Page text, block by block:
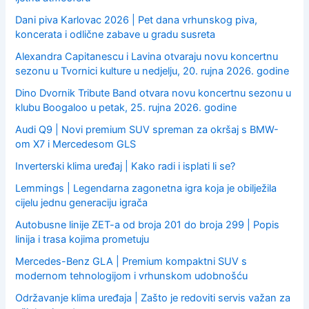
Dani piva Karlovac 2026 | Pet dana vrhunskog piva,
koncerata i odlične zabave u gradu susreta
Alexandra Capitanescu i Lavina otvaraju novu koncertnu
sezonu u Tvornici kulture u nedjelju, 20. rujna 2026. godine
Dino Dvornik Tribute Band otvara novu koncertnu sezonu u
klubu Boogaloo u petak, 25. rujna 2026. godine
Audi Q9 | Novi premium SUV spreman za okršaj s BMW-
om X7 i Mercedesom GLS
Inverterski klima uređaj | Kako radi i isplati li se?
Lemmings | Legendarna zagonetna igra koja je obilježila
cijelu jednu generaciju igrača
Autobusne linije ZET-a od broja 201 do broja 299 | Popis
linija i trasa kojima prometuju
Mercedes-Benz GLA | Premium kompaktni SUV s
modernom tehnologijom i vrhunskom udobnošću
Održavanje klima uređaja | Zašto je redoviti servis važan za